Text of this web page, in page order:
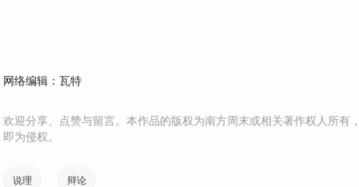
网络编辑：瓦特
欢迎分享、点赞与留言。本作品的版权为南方周末或相关著作权人所有
即为侵权。
说理 辩论